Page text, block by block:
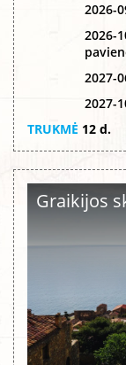
2026-
2026-
2027-
2027-
TRUKMĖ 12 d.
Graikijos